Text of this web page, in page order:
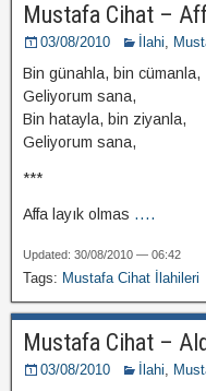
Mustafa Cihat –
03/08/2010 İlahi,
Bin günahla, bin cümanla,
Geliyorum sana,
Bin hatayla, bin ziyanla,
Geliyorum sana,
***
Affa layık olmas ....
Updated: 30/08/2010 — 06:42
Tags: Mustafa Cihat İlahileri
Mustafa Cihat –
03/08/2010 İlahi,